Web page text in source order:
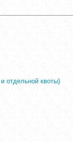
отдельной квоты)